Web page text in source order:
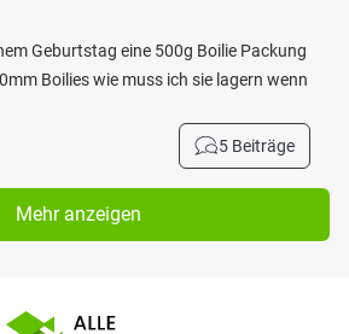
Geburtstag eine 500g Boilie Packung
Boilies wie muss ich sie lagern wenn
5 Beiträge
Mehr anzeigen